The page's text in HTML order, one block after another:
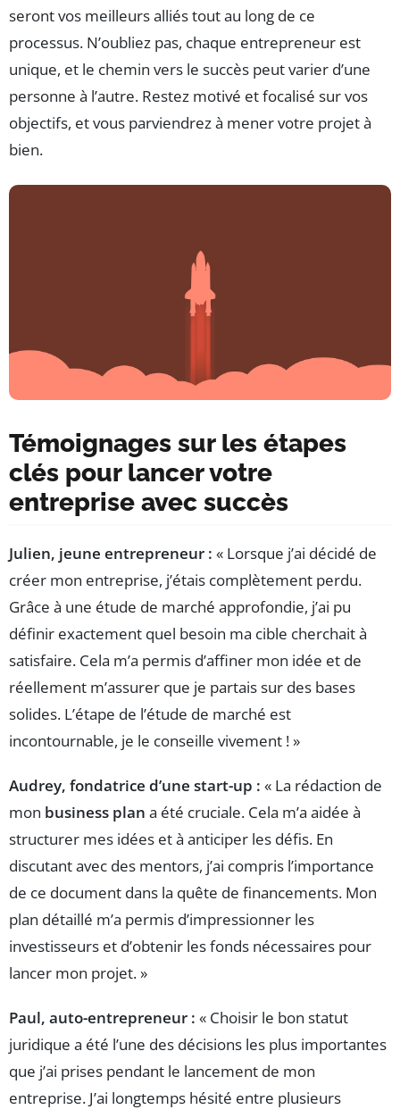
seront vos meilleurs alliés tout au long de ce
processus. N’oubliez pas, chaque entrepreneur est
unique, et le chemin vers le succès peut varier d’une
personne à l’autre. Restez motivé et focalisé sur vos
objectifs, et vous parviendrez à mener votre projet à
bien.
Témoignages sur les étapes
clés pour lancer votre
entreprise avec succès
Julien, jeune entrepreneur : « Lorsque j’ai décidé de
créer mon entreprise, j’étais complètement perdu.
Grâce à une étude de marché approfondie, j’ai pu
définir exactement quel besoin ma cible cherchait à
satisfaire. Cela m’a permis d’affiner mon idée et de
réellement m’assurer que je partais sur des bases
solides. L’étape de l’étude de marché est
incontournable, je le conseille vivement ! »
Audrey, fondatrice d’une start-up : « La rédaction de
mon business plan a été cruciale. Cela m’a aidée à
structurer mes idées et à anticiper les défis. En
discutant avec des mentors, j’ai compris l’importance
de ce document dans la quête de financements. Mon
plan détaillé m’a permis d’impressionner les
investisseurs et d’obtenir les fonds nécessaires pour
lancer mon projet. »
Paul, auto-entrepreneur : « Choisir le bon statut
juridique a été l’une des décisions les plus importantes
que j’ai prises pendant le lancement de mon
entreprise. J’ai longtemps hésité entre plusieurs